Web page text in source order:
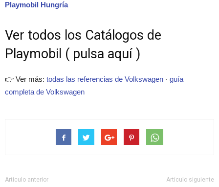
Playmobil Hungría
Ver todos los Catálogos de
Playmobil ( pulsa aquí )
👉 Ver más: todas las referencias de Volkswagen · guía
completa de Volkswagen
Artículo anterior Artículo siguiente